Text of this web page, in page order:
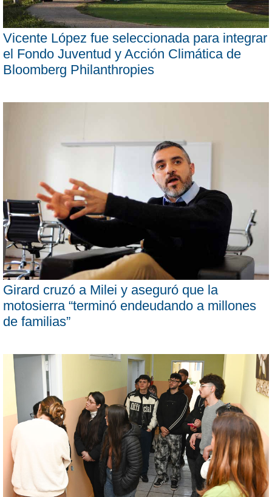
Vicente López fue seleccionada para integrar
el Fondo Juventud y Acción Climática de
Bloomberg Philanthropies
Girard cruzó a Milei y aseguró que la
motosierra “terminó endeudando a millones
de familias”